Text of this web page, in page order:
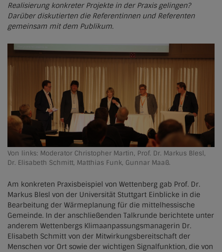
Lich
Olbersdorf
Wettenberg
Realisierung konkreter Projekte in der Praxis gelingen?
Darüber diskutierten die Referentinnen und Referenten
gemeinsam mit dem Publikum.
Von links: Moderator Christopher Martin, Prof. Dr. Markus Blesl,
Dr. Elisabeth Schmitt, Matthias Funk, Gunnar Maaß.
Am konkreten Praxisbeispiel von Wettenberg gab Prof. Dr.
Markus Blesl von der Universität Stuttgart Einblicke in die
Bearbeitung der Wärmeplanung für die mittelhessische
Gemeinde. In der anschließenden Talkrunde berichtete unter
anderem Wettenbergs Klimaanpassungsmanagerin Dr.
Elisabeth Schmitt von der Mitwirkungsbereitschaft der
Menschen vor Ort sowie der wichtigen Signalfunktion, die von